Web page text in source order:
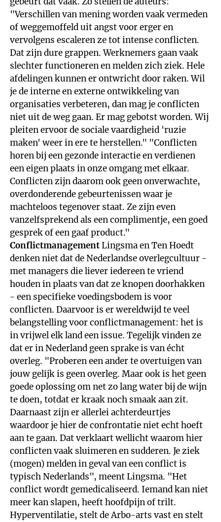
"Verschillen van mening worden vaak vermeden
of weggemoffeld uit angst voor erger en
vervolgens escaleren ze tot intense conflicten.
Dat zijn dure grappen. Werknemers gaan vaak
slechter functioneren en melden zich ziek. Hele
afdelingen kunnen er ontwricht door raken. Wil
je de interne en externe ontwikkeling van
organisaties verbeteren, dan mag je conflicten
niet uit de weg gaan. Er mag gebotst worden. Wij
pleiten ervoor de sociale vaardigheid 'ruzie
maken' weer in ere te herstellen." "Conflicten
horen bij een gezonde interactie en verdienen
een eigen plaats in onze omgang met elkaar.
Conflicten zijn daarom ook geen onverwachte,
overdonderende gebeurtenissen waar je
machteloos tegenover staat. Ze zijn even
vanzelfsprekend als een complimentje, een goed
gesprek of een gaaf product."
ConflictmanagementLingsma en Ten Hoedt
denken niet dat de Nederlandse overlegcultuur -
met managers die liever iedereen te vriend
houden in plaats van dat ze knopen doorhakken
- een specifieke voedingsbodem is voor
conflicten. Daarvoor is er wereldwijd te veel
belangstelling voor conflictmanagement: het is
in vrijwel elk land een issue. Tegelijk vinden ze
dat er in Nederland geen sprake is van écht
overleg. "Proberen een ander te overtuigen van
jouw gelijk is geen overleg. Maar ook is het geen
goede oplossing om net zo lang water bij de wijn
te doen, totdat er kraak noch smaak aan zit.
Daarnaast zijn er allerlei achterdeurtjes
waardoor je hier de confrontatie niet echt hoeft
aan te gaan. Dat verklaart wellicht waarom hier
conflicten vaak sluimeren en sudderen. Je ziek
(mogen) melden in geval van een conflict is
typisch Nederlands", meent Lingsma. "Het
conflict wordt gemedicaliseerd. Iemand kan niet
meer kan slapen, heeft hoofdpijn of trilt.
Hyperventilatie, stelt de Arbo-arts vast en stelt